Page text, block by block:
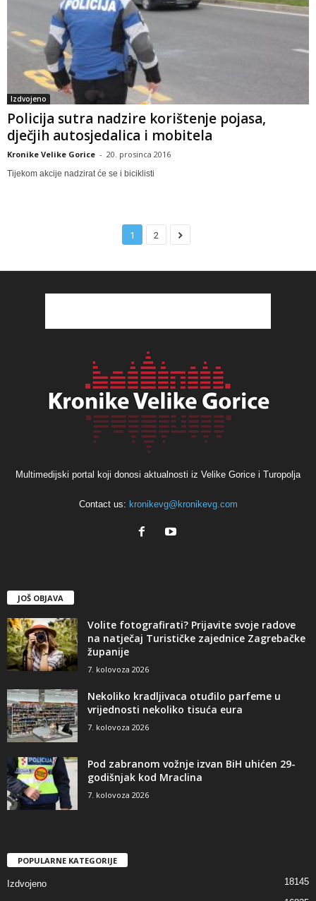
Izdvojeno
Policija sutra nadzire korištenje pojasa,
dječjih autosjedalica i mobitela
Kronike Velike Gorice - 20. prosinca 2016
Tijekom akcije nadzirat će se i biciklisti
1 2
Multimedijski portal koji donosi aktualnosti iz Velike Gorice i Turopolja
Contact us: kronikevg@kronikevg.com
JOŠ OBJAVA
Volite fotografirati? Prijavite svoje radove
na natječaj Turističke zajednice Zagrebačke
županije
7. kolovoza 2026
Nekoliko kradljivaca otuđilo parfeme u
vrijednosti nekoliko tisuća eura
7. kolovoza 2026
Pod zabranom vožnje izvan BiH uhićen 29-
godišnjak kod Mraclina
7. kolovoza 2026
POPULARNE KATEGORIJE
Izdvojeno 18145